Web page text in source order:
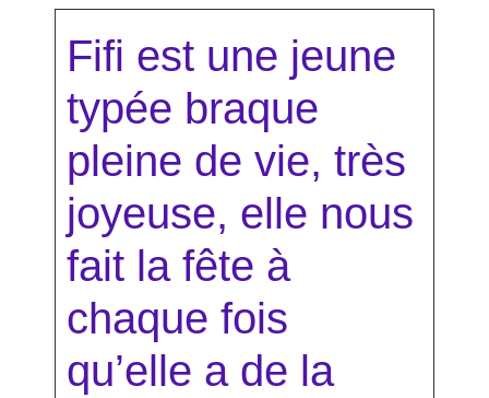
Fifi est une jeune
typée braque
pleine de vie, très
joyeuse, elle nous
fait la fête à
chaque fois
qu’elle a de la